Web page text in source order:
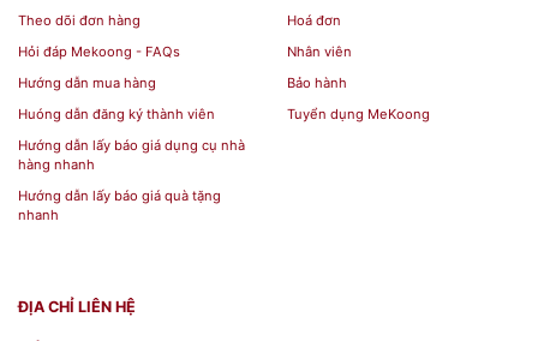
Theo dõi đơn hàng
Hỏi đáp Mekoong - FAQs
Hướng dẫn mua hàng
Huóng dẫn đăng ký thành viên
Hướng dẫn lấy báo giá dụng cụ nhà
hàng nhanh
Hướng dẫn lấy báo giá quà tặng
nhanh
Hoá đơn
Nhân viên
Bảo hành
Tuyển dụng MeKoong
ĐỊA CHỈ LIÊN HỆ